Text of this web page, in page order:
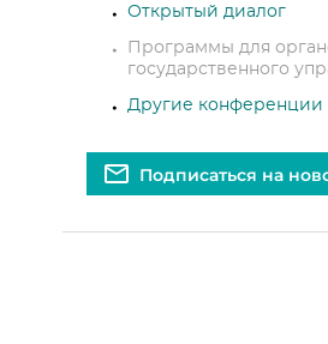
Открытый диалог
Программы для
государственного
Другие конференции
Подписаться на